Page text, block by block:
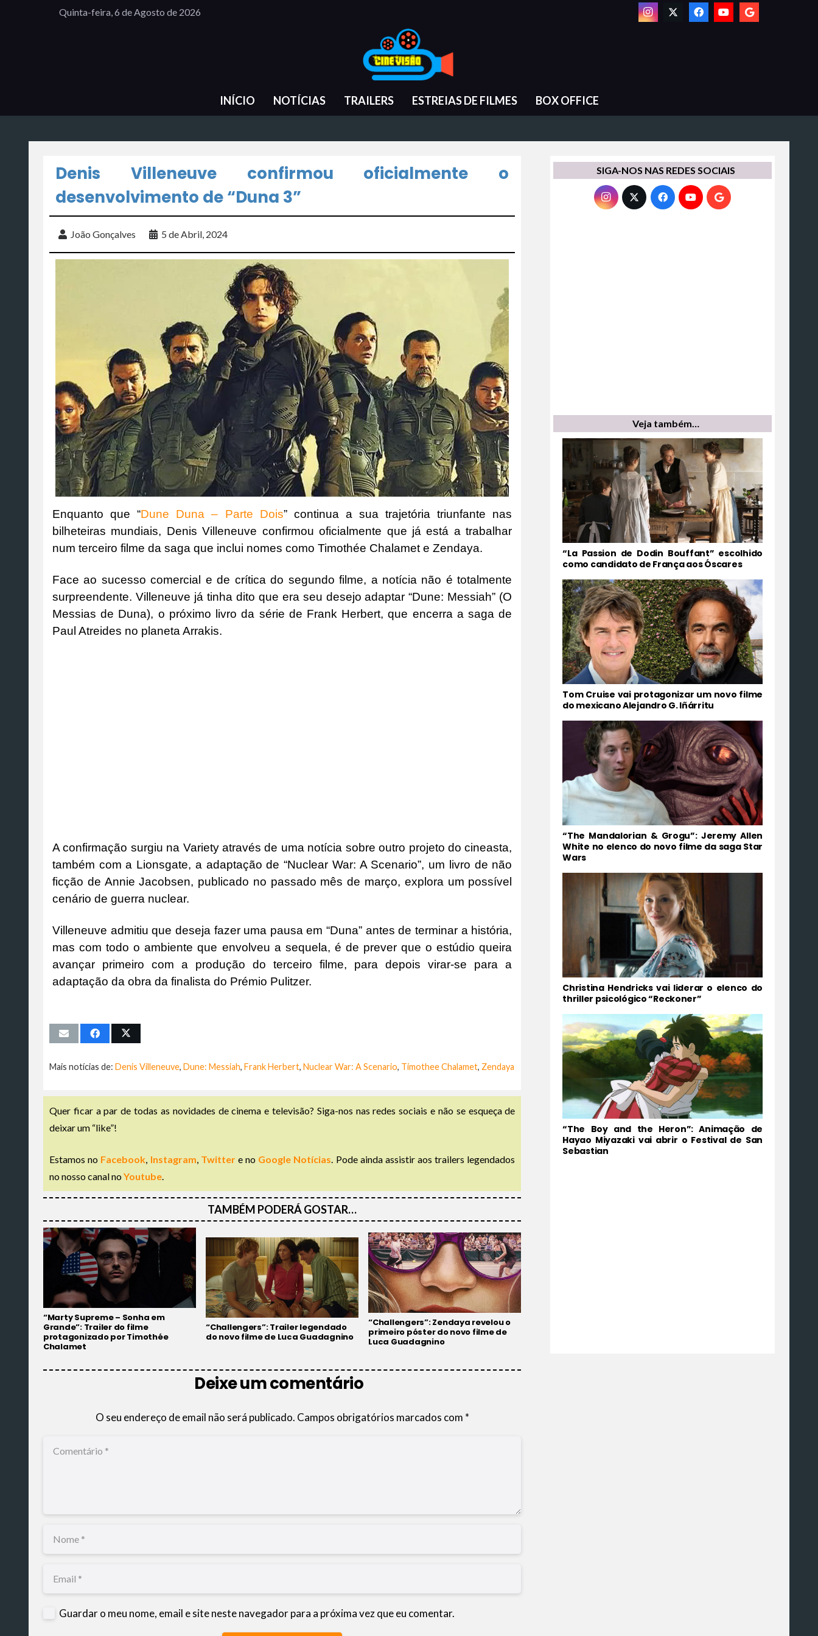
Quinta-feira, 6 de Agosto de 2026
INÍCIO NOTÍCIAS TRAILERS ESTREIAS DE FILMES BOX OFFICE
Denis Villeneuve confirmou oficialmente o
desenvolvimento de “Duna 3”
João Gonçalves 5 de Abril, 2024
Enquanto que “Dune Duna – Parte Dois” continua a sua trajetória triunfante nas
bilheteiras mundiais, Denis Villeneuve confirmou oficialmente que já está a trabalhar
num terceiro filme da saga que inclui nomes como Timothée Chalamet e Zendaya.
Face ao sucesso comercial e de crítica do segundo filme, a notícia não é totalmente
surpreendente. Villeneuve já tinha dito que era seu desejo adaptar “Dune: Messiah” (O
Messias de Duna), o próximo livro da série de Frank Herbert, que encerra a saga de
Paul Atreides no planeta Arrakis.
A confirmação surgiu na Variety através de uma notícia sobre outro projeto do cineasta,
também com a Lionsgate, a adaptação de “Nuclear War: A Scenario”, um livro de não
ficção de Annie Jacobsen, publicado no passado mês de março, explora um possível
cenário de guerra nuclear.
Villeneuve admitiu que deseja fazer uma pausa em “Duna” antes de terminar a história,
mas com todo o ambiente que envolveu a sequela, é de prever que o estúdio queira
avançar primeiro com a produção do terceiro filme, para depois virar-se para a
adaptação da obra da finalista do Prémio Pulitzer.
Mais notícias de: Denis Villeneuve, Dune: Messiah, Frank Herbert, Nuclear War: A Scenario, Timothee Chalamet, Zendaya
Quer ficar a par de todas as novidades de cinema e televisão? Siga-nos nas redes sociais e não se esqueça de
deixar um “like”!
Estamos no Facebook, Instagram, Twittere no Google Notícias. Pode ainda assistir aos trailers legendados
no nosso canal noYoutube.
TAMBÉM PODERÁ GOSTAR…
“Marty Supreme – Sonha em
Grande”: Trailer do filme
protagonizado por Timothée
Chalamet
“Challengers”: Trailer legendado
do novo filme de Luca Guadagnino
“Challengers”: Zendaya revelou o
primeiro póster do novo filme de
Luca Guadagnino
Deixe um comentário
O seu endereço de email não será publicado. Campos obrigatórios marcados com *
Guardar o meu nome, email e site neste navegador para a próxima vez que eu comentar.
SIGA-NOS NAS REDES SOCIAIS
Veja também…
“La Passion de Dodin Bouffant” escolhido
como candidato de França aos Óscares
Tom Cruise vai protagonizar um novo filme
do mexicano Alejandro G. Iñárritu
“The Mandalorian & Grogu”: Jeremy Allen
White no elenco do novo filme da saga Star
Wars
Christina Hendricks vai liderar o elenco do
thriller psicológico “Reckoner”
“The Boy and the Heron”: Animação de
Hayao Miyazaki vai abrir o Festival de San
Sebastian